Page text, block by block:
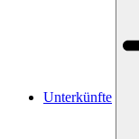
Unterkünfte